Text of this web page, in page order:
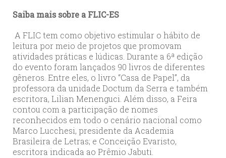
Saiba mais sobre a FLIC-ES
A FLIC tem como objetivo estimular o hábito de
leitura por meio de projetos que promovam
atividades práticas e lúdicas. Durante a 6ª edição
do evento foram lançados 90 livros de diferentes
gêneros. Entre eles, o livro “Casa de Papel”, da
professora da unidade Doctum da Serra e também
escritora, Lilian Menenguci. Além disso, a Feira
contou com a participação de nomes
reconhecidos em todo o cenário nacional como
Marco Lucchesi, presidente da Academia
Brasileira de Letras; e Conceição Evaristo,
escritora indicada ao Prêmio Jabuti.